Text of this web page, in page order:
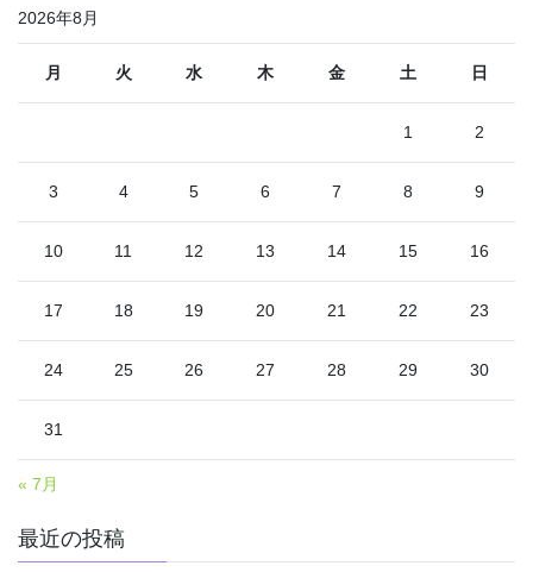
2026年8月
月 火 水 木 金 土 日
1 2
3 4 5 6 7 8 9
10 11 12 13 14 15 16
17 18 19 20 21 22 23
24 25 26 27 28 29 30
31
« 7月
最近の投稿